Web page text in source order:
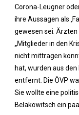
Corona-Leugner
ihre Aussagen als
gewesen sei.
„Mitglieder in den
nicht mittragen
hat, wurden aus
entfernt. Die ÖVP
Sie wollte eine
Belakowitsch ein